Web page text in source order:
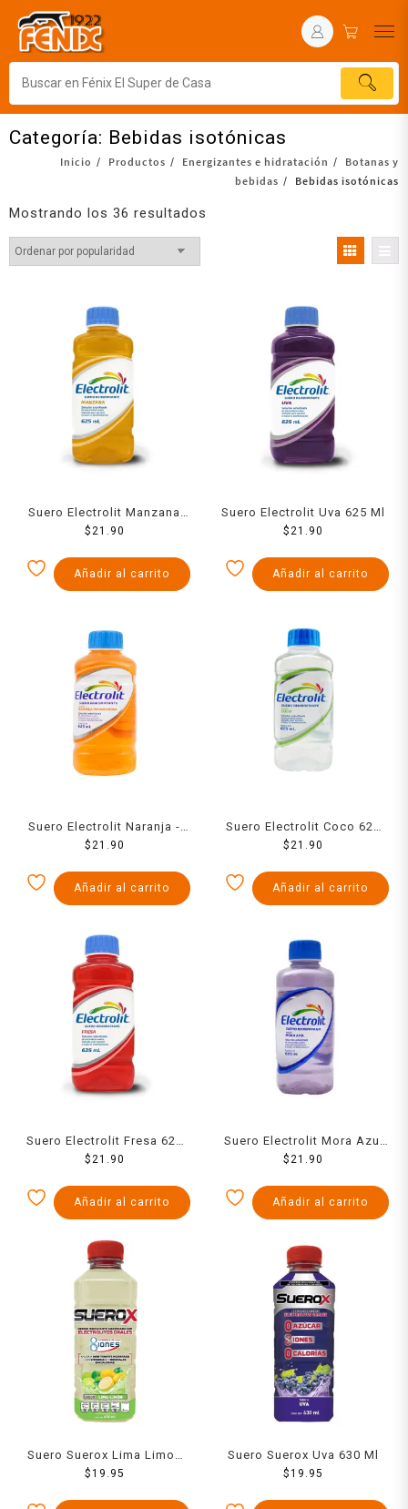
Categoría: Bebidas isotónicas
Inicio Productos Energizantes e hidratación
Botanas y
bebidas
Bebidas isotónicas
Mostrando los 36 resultados
Suero Electrolit Manzana
625 Ml
$ 21.90
Añadir al carrito
Suero Electrolit Uva 625 Ml
$ 21.90
Añadir al carrito
Suero Electrolit Naranja -
Mandarina 625 Ml
$ 21.90
Añadir al carrito
Suero Electrolit Coco 625
Ml
$ 21.90
Añadir al carrito
Suero Electrolit Fresa 625
Ml
$21.90
Añadir al carrito
Suero Electrolit Mora Azul
625 Ml
$21.90
Añadir al carrito
Suero Suerox Lima Limon
630 Ml
$19.95
Suero Suerox Uva 630 Ml
$19.95